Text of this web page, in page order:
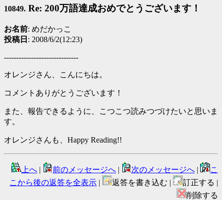
10849. Re: 200万語達成おめでとうございます！
お名前: めだかっこ
投稿日 : 2008/6/2(12:23)
------------------------------
オレンジさん、こんにちは。
コメントありがとうございます！
また、報告できるように、こつこつ読みつづけたいと思いま
す。
オレンジさんも、Happy Reading!!
上へ | 前のメッセージへ | 次のメッセージへ |
こ
こから後の返答を全表示 | 返答を書き込む |
訂正する |
削除する